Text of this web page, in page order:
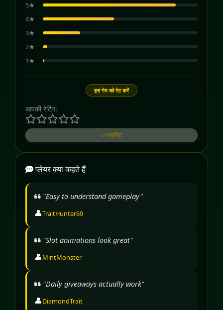
5★
4★
3★
2★
1★
इस गेम को रेट करें
आपकी रेटिंग:
सबमिट
प्लेयर क्या कहते हैं
"Easy to understand gameplay"
👤TraitHunter69
"Slot animations look great"
👤MintMonster
"Daily giveaways actually work"
👤DiamondTrait